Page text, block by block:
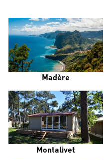
Madère
Montalivet